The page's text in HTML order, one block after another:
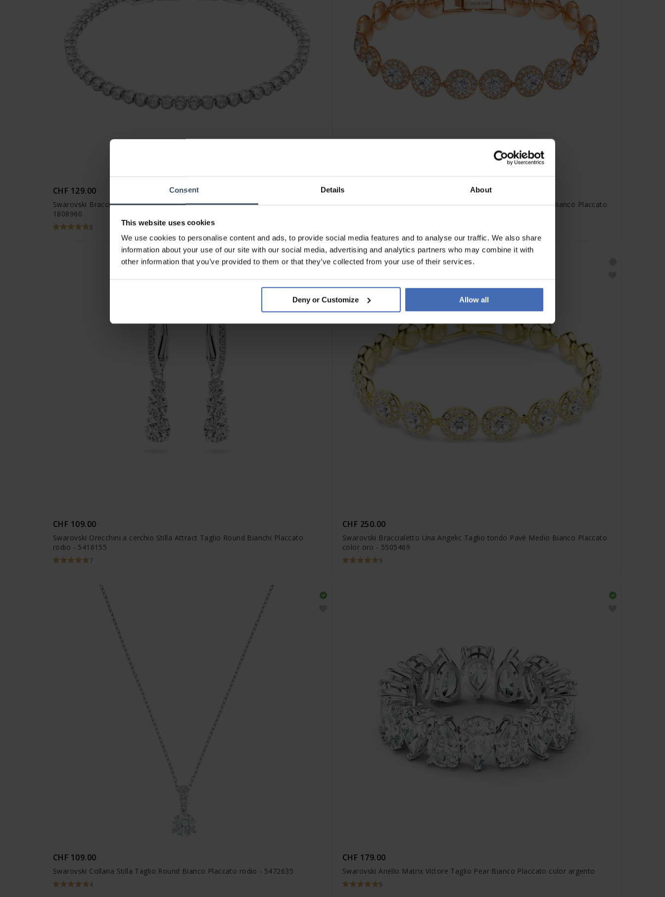
Consent Details About
This website uses cookies
We use cookies to personalise content and ads, to provide social media features and to analyse our traffic. We also share
information about your use of our site with our social media, advertising and analytics partners who may combine it with
other information that you’ve provided to them or that they’ve collected from your use of their services.
Deny or Customize Allow all
CHF 129.00
Swarovski Bracciale Tennis Imber Emily Taglio Round Bianco Placcato rodio -
1808960
8
CHF 250.00
Swarovski Braccialetto Una Angelic Taglio tondo Pavé Medio Bianco Placcato
CHF 109.00
Swarovski Orecchini a cerchio Stilla Attract Taglio Round Bianchi Placcato
rodio - 5416155
7
CHF 250.00
Swarovski Braccialetto Una Angelic Taglio tondo Pavé Medio Bianco Placcato
color oro - 5505469
9
CHF 109.00
Swarovski Collana Stilla Taglio Round Bianco Placcato rodio - 5472635
4
CHF 179.00
Swarovski Anello Matrix Vittore Taglio Pear Bianco Placcato color argento
9